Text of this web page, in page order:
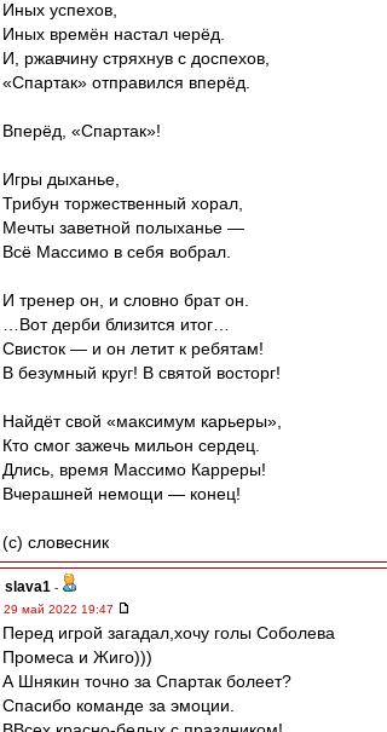
Иных успехов,
Иных времён настал черёд.
И, ржавчину стряхнув с доспехов,
«Спартак» отправился вперёд.
Вперёд, «Спартак»!
Игры дыханье,
Трибун торжественный хорал,
Мечты заветной полыханье —
Всё Массимо в себя вобрал.
И тренер он, и словно брат он.
…Вот дерби близится итог…
Свисток — и он летит к ребятам!
В безумный круг! В святой восторг!
Найдёт свой «максимум карьеры»,
Кто смог зажечь мильон сердец.
Длись, время Массимо Карреры!
Вчерашней немощи — конец!
(c) словесник
slava1 -
29 май 2022 19:47
Перед игрой загадал,хочу голы Соболева
Промеса и Жиго)))
А Шнякин точно за Спартак болеет?
Спасибо команде за эмоции.